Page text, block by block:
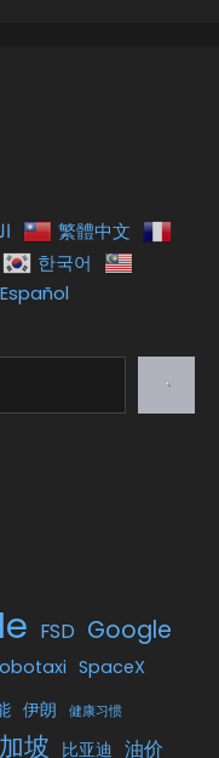
繁體中文
한국어
Español
FSD Google
SpaceX
伊朗 健康习惯
坡 比亚迪 油价